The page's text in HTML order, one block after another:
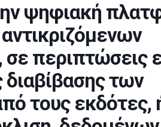
ψηφιακή
περιπτώσεις
των
τους εκδότες,